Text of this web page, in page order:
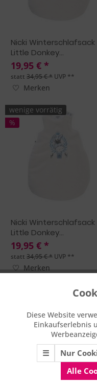
Nicki Winterschlafsack
Little Donkey...
19,95 € *
statt34,95 € * UVP **
Merken
wenige vorrätig
%
Nicki Winterschlafsack
Little Donkey...
19,95 € *
statt34,95 € * UVP **
Merken
Marketing
Diese Website
Einkaufserlebnis
☰
Nur
Alle